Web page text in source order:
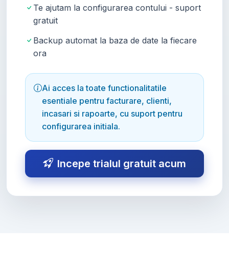
Te ajutam la configurarea contului - suport
gratuit
Backup automat la baza de date la fiecare
ora
Ai acces la toate functionalitatile
esentiale pentru facturare, clienti,
incasari si rapoarte, cu suport pentru
configurarea initiala.
Incepe trialul gratuit acum